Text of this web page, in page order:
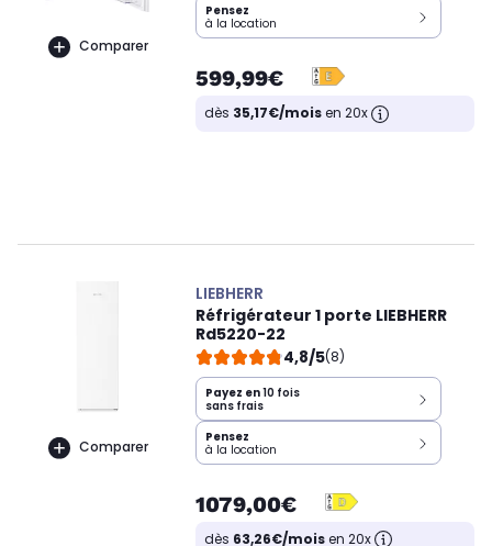
Comparer
Pensez
à la location
599,99€
dès 35,17€/moisen 20x
Comparer
LIEBHERR
Réfrigérateur 1 porte LIEBHERR
Rd5220-22
4,8/5(8)
Payez en10 fois
sans frais
Pensez
à la location
1079,00€
dès 63,26€/moisen 20x